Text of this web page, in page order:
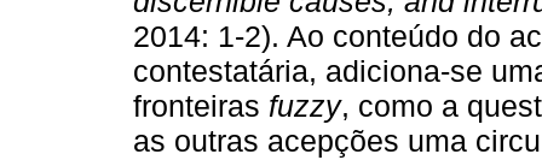
2014: 1-2). Ao conteúdo do
contestatária, adiciona-se
fronteiras fuzzy, como a
as outras acepções uma